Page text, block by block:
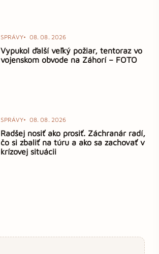
SPRÁVY 08. 08. 2026
Vypukol ďalší veľký požiar, tentoraz vo
vojenskom obvode na Záhorí – FOTO
SPRÁVY 08. 08. 2026
Radšej nosiť ako prosiť. Záchranár radí,
čo si zbaliť na túru a ako sa zachovať v
krízovej situácii